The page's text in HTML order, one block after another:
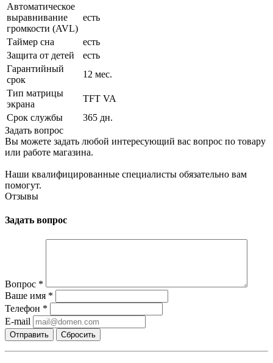
Автоматическое
выравнивание
громкости (AVL)
есть
Таймер сна
есть
Защита от детей
есть
Гарантийный
срок
12 мес.
Тип матрицы
экрана
TFT VA
Срок службы
365 дн.
Задать вопрос
Вы можете задать любой интересующий вас вопрос по товару
или работе магазина.
Наши квалифицированные специалисты обязательно вам
помогут.
Отзывы
Задать вопрос
Вопрос *
Ваше имя *
Телефон *
E-mail
Сбросить